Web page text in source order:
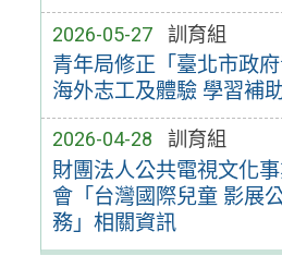
2026-05-27 訓育組
青年局修正「臺北市政
海外志工及體驗 學習補助
2026-04-28 訓育組
財團法人公共電視文化
會「台灣國際兒童 影展
務」相關資訊